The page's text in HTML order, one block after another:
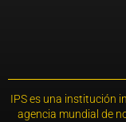
IPS es una institución
agencia mundial de